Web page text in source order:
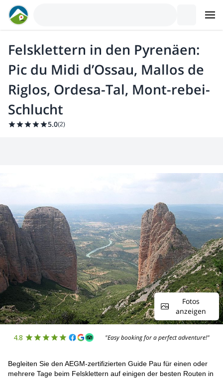
Felsklettern in den Pyrenäen:
Pic du Midi d’Ossau, Mallos de
Riglos, Ordesa-Tal, Mont-rebei-
Schlucht
5.0(2)
Fotos
anzeigen
4.8 "Easy booking for a perfect adventure!"
Begleiten Sie den AEGM-zertifizierten Guide Pau für einen oder
mehrere Tage beim Felsklettern auf einigen der besten Routen in